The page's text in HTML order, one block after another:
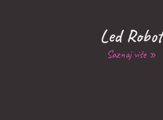
Led Robot
Saznaj više »